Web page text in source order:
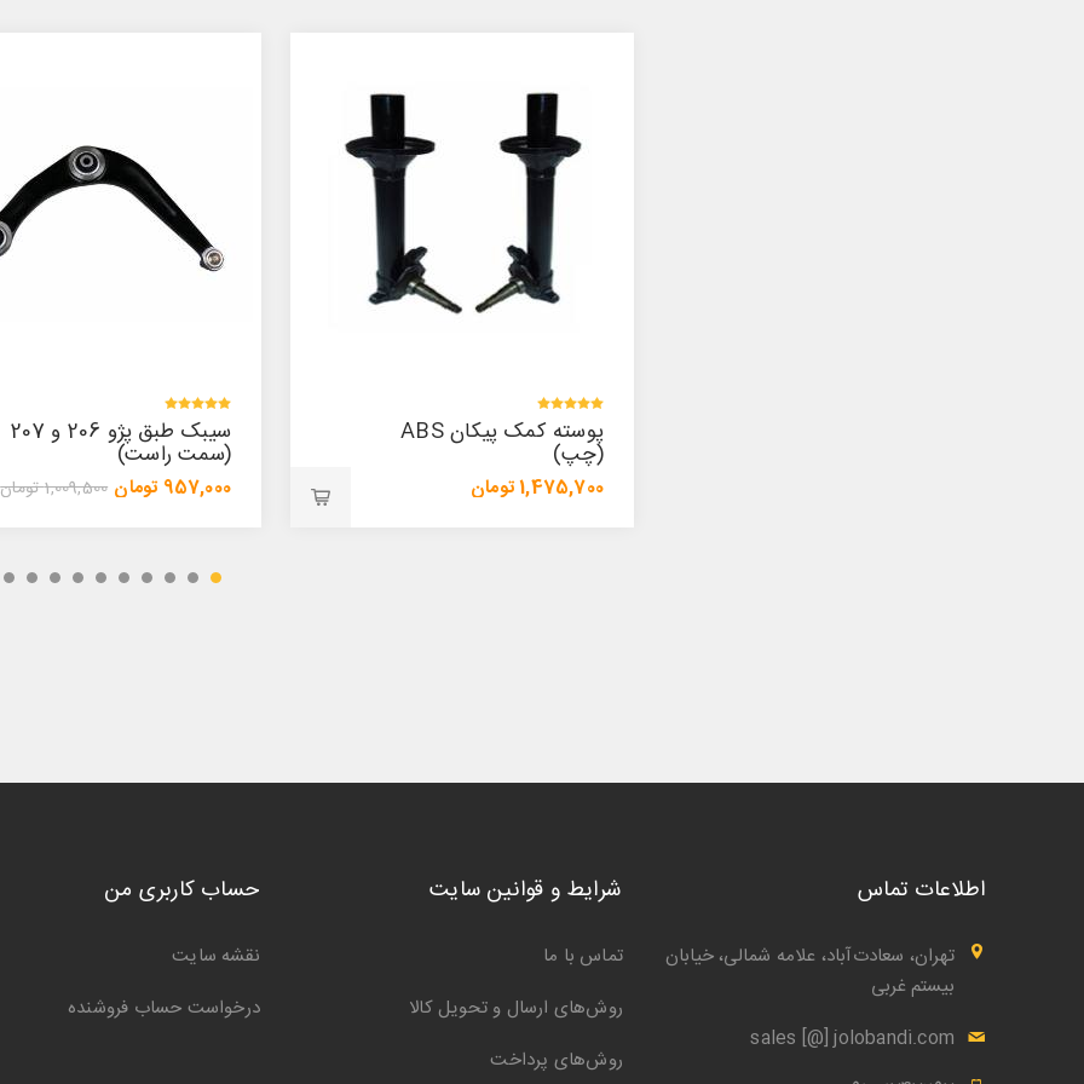
سیبک طبق پژو 206 و 207
(سمت راست)
957,000 تومان 1,009,500 تومان
سیبک طبق پژو 206 (سمت
چپ)
957,000 تومان 1,009,500 تومان
اطلاعات تماس
تهران، سعادت‌آباد، علامه شمالی، خیابان
بیستم غربی
sales [@] jolobandi.com
شرایط و قوانین سایت
تماس با ما
روش‌های ارسال و تحویل کالا
روش‌های پرداخت
حساب کاربری من
نقشه سایت
درخواست حساب فروشنده